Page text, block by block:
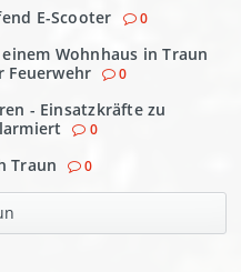
E-Scooter 0
Wohnhaus in Traun
Feuerwehr
0
- Einsatzkräfte zu
0
Traun 0